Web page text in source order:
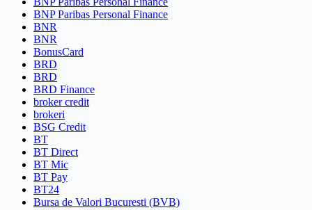
BNP Paribas Personal Finance
BNR
BNR
BonusCard
BRD
BRD
BRD Finance
broker credit
brokeri
BSG Credit
BT
BT Direct
BT Mic
BT Pay
BT24
Bursa de Valori Bucuresti (BVB)